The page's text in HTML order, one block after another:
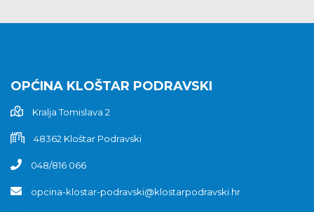
OPĆINA KLOŠTAR PODRAVSKI
Kralja Tomislava 2
48362 Kloštar Podravski
048/816 066
opcina-klostar-podravski@klostarpodravski.hr